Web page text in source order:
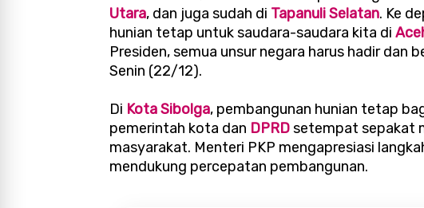
Utara, dan juga sudah di Tapanuli Selatan. Ke
hunian tetap untuk saudara-saudara kita di
Presiden, semua unsur negara harus hadir dan
Senin (22/12).
Di Kota Sibolga, pembangunan hunian tetap
pemerintah kota dan DPRDsetempat sepakat
masyarakat. Menteri PKP mengapresiasi
mendukung percepatan pembangunan.